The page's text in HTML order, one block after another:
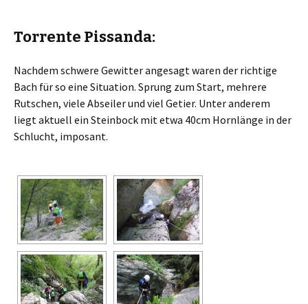
Torrente Pissanda:
Nachdem schwere Gewitter angesagt waren der richtige
Bach für so eine Situation. Sprung zum Start, mehrere
Rutschen, viele Abseiler und viel Getier. Unter anderem
liegt aktuell ein Steinbock mit etwa 40cm Hornlänge in der
Schlucht, imposant.